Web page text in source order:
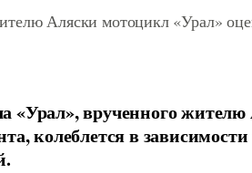
Аляски мотоцикл «Урал»
«Урал», врученного
колеблется в